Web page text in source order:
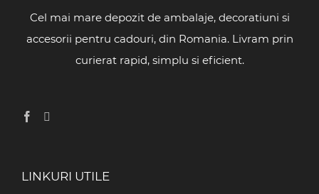
Cel mai mare depozit de ambalaje, decoratiuni si
accesorii pentru cadouri, din Romania. Livram prin
curierat rapid, simplu si eficient.
LINKURI UTILE